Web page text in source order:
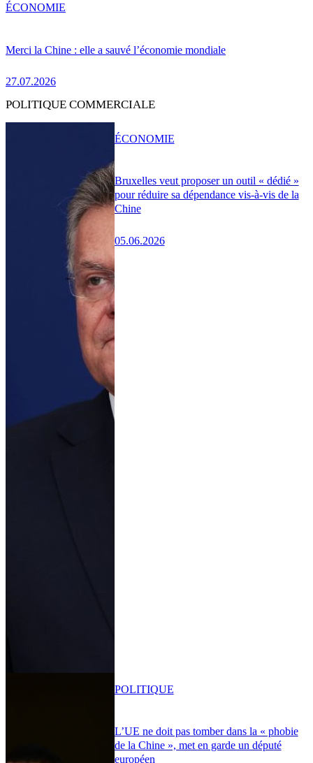
Merci la Chine : elle a sauvé l’économie mondiale
27.07.2026
ÉCONOMIE
POLITIQUE COMMERCIALE
Bruxelles veut proposer un outil « dédié »
pour réduire sa dépendance vis-à-vis de la
Chine
05.06.2026
ÉCONOMIE
L’UE ne doit pas tomber dans la « phobie
de la Chine », met en garde un député
européen
POLITIQUE